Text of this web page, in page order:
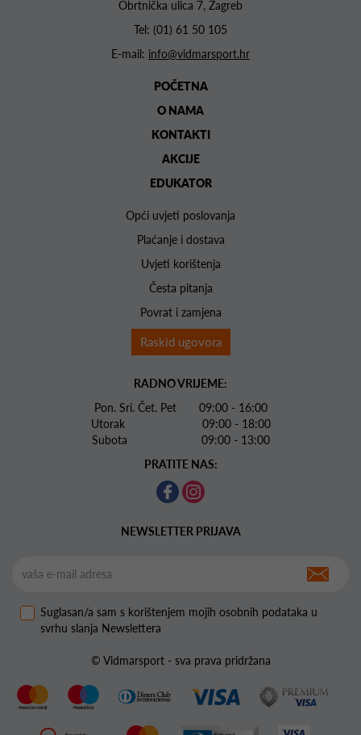
Obrtnička ulica 7, Zagreb
Tel: (01) 61 50 105
E-mail: info@vidmarsport.hr
POČETNA
O NAMA
KONTAKTI
AKCIJE
EDUKATOR
Opći uvjeti poslovanja
Plaćanje i dostava
Uvjeti korištenja
Česta pitanja
Povrat i zamjena
Raskid ugovora
RADNO VRIJEME:
Pon. Sri. Čet. Pet 09:00 - 16:00
Utorak 09:00 - 18:00
Subota 09:00 - 13:00
PRATITE NAS:
NEWSLETTER PRIJAVA
Suglasan/a sam s korištenjem mojih osobnih podataka u
svrhu slanja Newslettera
© Vidmarsport - sva prava pridržana